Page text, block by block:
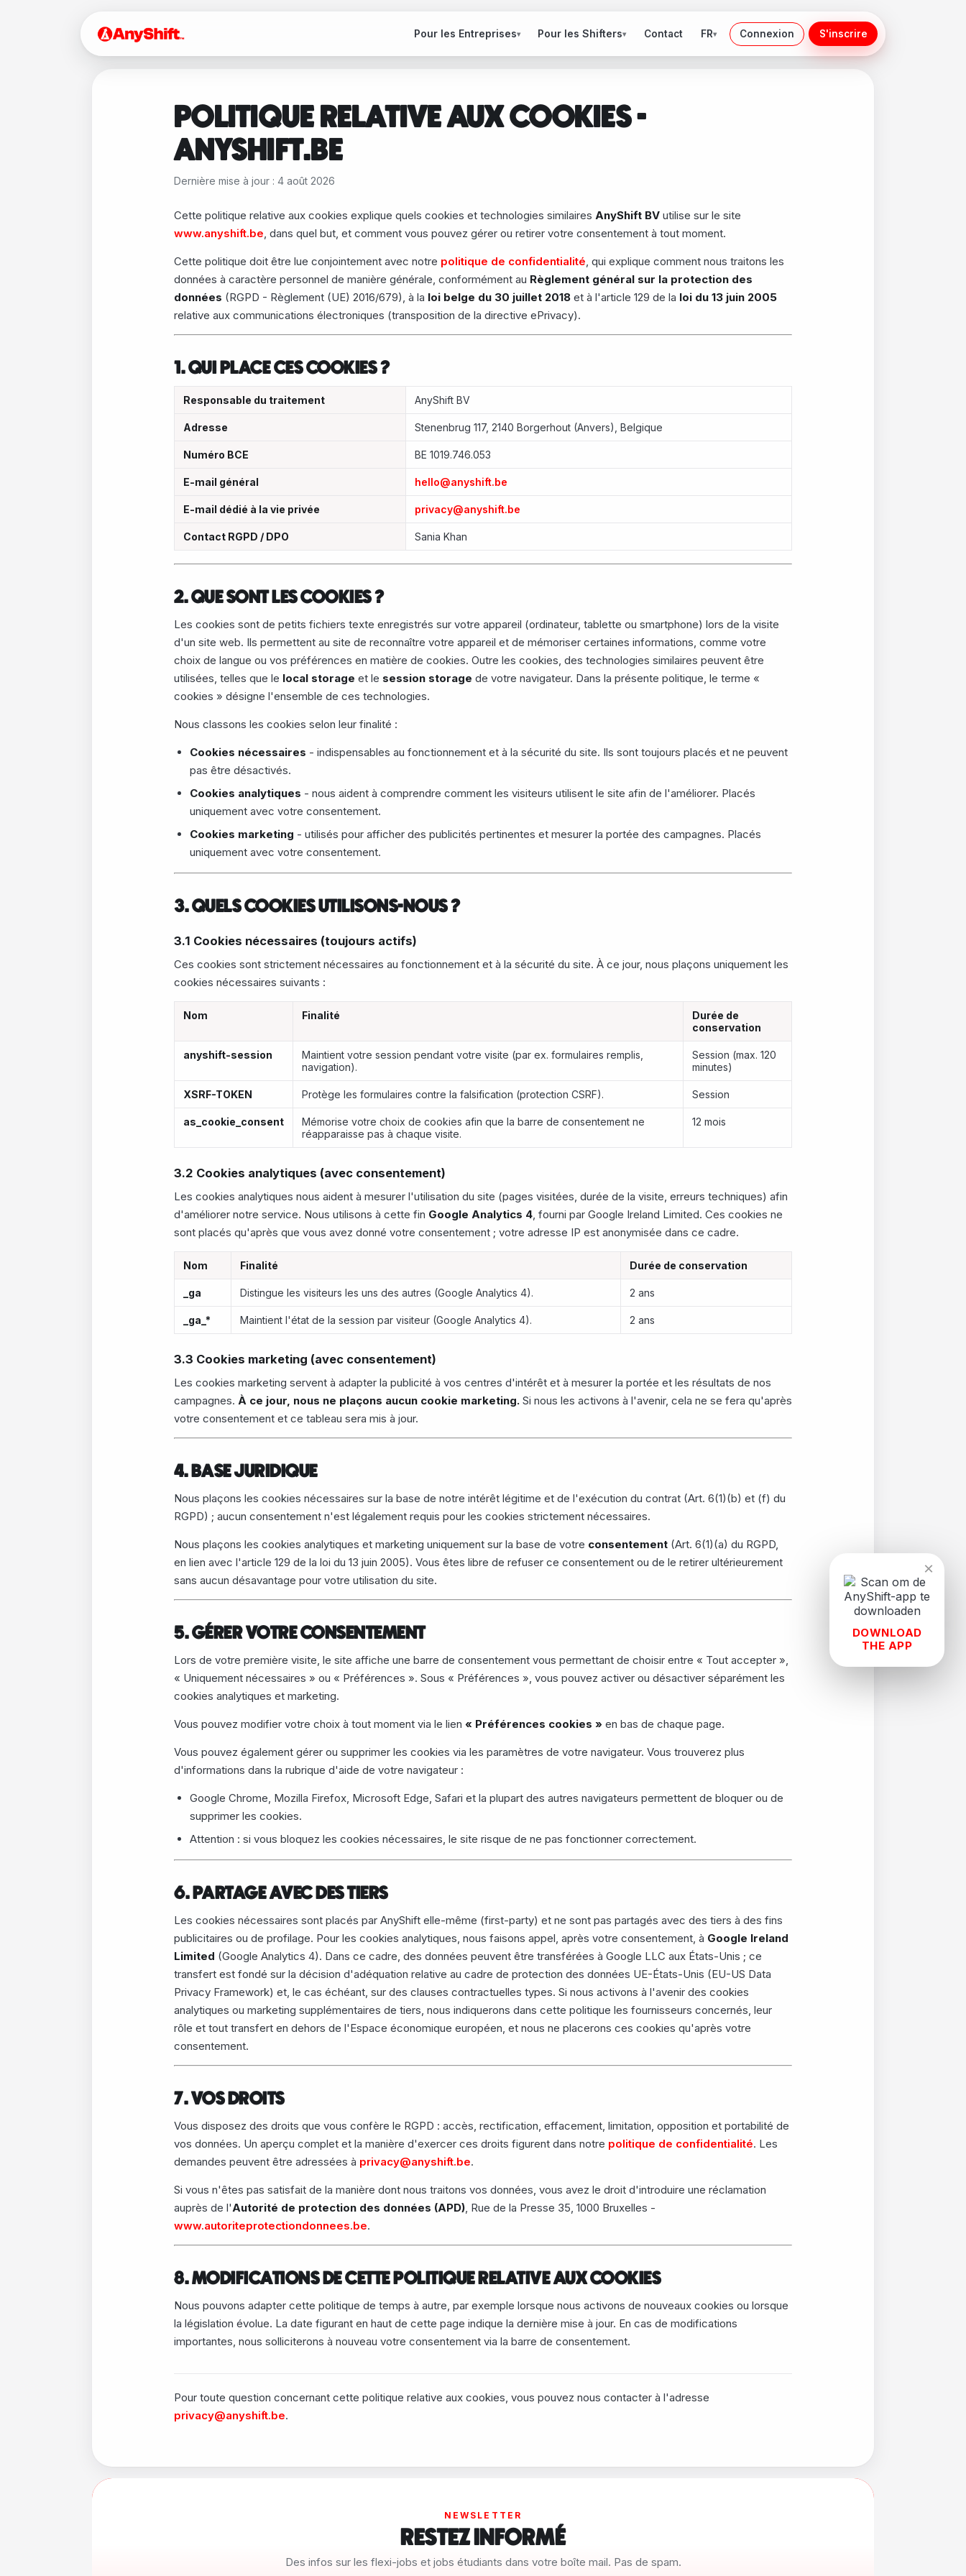
Pour les Entreprises▾ Pour les Shifters▾ Contact FR▾ Connexion S'inscrire
POLITIQUE RELATIVE AUX COOKIES -
ANYSHIFT.BE
Dernière mise à jour : 4 août 2026
Cette politique relative aux cookies explique quels cookies et technologies similaires AnyShift BV utilise sur le site
www.anyshift.be , dans quel but, et comment vous pouvez gérer ou retirer votre consentement à tout moment.
Cette politique doit être lue conjointement avec notre politique de confidentialité , qui explique comment nous traitons les
données à caractère personnel de manière générale, conformément au Règlement général sur la protection des
données (RGPD - Règlement (UE) 2016/679), à la loi belge du 30 juillet 2018 et à l'article 129 de la loi du 13 juin 2005
relative aux communications électroniques (transposition de la directive ePrivacy).
1. QUI PLACE CES COOKIES ?
Responsable du traitement AnyShift BV
Adresse Stenenbrug 117, 2140 Borgerhout (Anvers), Belgique
Numéro BCE BE 1019.746.053
E-mail général hello@anyshift.be
E-mail dédié à la vie privée privacy@anyshift.be
Contact RGPD / DPO Sania Khan
2. QUE SONT LES COOKIES ?
Les cookies sont de petits fichiers texte enregistrés sur votre appareil (ordinateur, tablette ou smartphone) lors de la visite
d'un site web. Ils permettent au site de reconnaître votre appareil et de mémoriser certaines informations, comme votre
choix de langue ou vos préférences en matière de cookies. Outre les cookies, des technologies similaires peuvent être
utilisées, telles que le local storage et le session storage de votre navigateur. Dans la présente politique, le terme «
cookies » désigne l'ensemble de ces technologies.
Nous classons les cookies selon leur finalité :
Cookies nécessaires - indispensables au fonctionnement et à la sécurité du site. Ils sont toujours placés et ne peuvent
pas être désactivés.
Cookies analytiques - nous aident à comprendre comment les visiteurs utilisent le site afin de l'améliorer. Placés
uniquement avec votre consentement.
Cookies marketing - utilisés pour afficher des publicités pertinentes et mesurer la portée des campagnes. Placés
uniquement avec votre consentement.
3. QUELS COOKIES UTILISONS-NOUS ?
3.1 Cookies nécessaires (toujours actifs)
Ces cookies sont strictement nécessaires au fonctionnement et à la sécurité du site. À ce jour, nous plaçons uniquement les
cookies nécessaires suivants :
Nom Finalité
Durée de
conservation
anyshift-session
Maintient votre session pendant votre visite (par ex. formulaires remplis,
navigation).
Session (max. 120
minutes)
XSRF-TOKEN Protège les formulaires contre la falsification (protection CSRF). Session
as_cookie_consent
Mémorise votre choix de cookies afin que la barre de consentement ne
réapparaisse pas à chaque visite.
12 mois
3.2 Cookies analytiques (avec consentement)
Les cookies analytiques nous aident à mesurer l'utilisation du site (pages visitées, durée de la visite, erreurs techniques) afin
d'améliorer notre service. Nous utilisons à cette fin Google Analytics 4 , fourni par Google Ireland Limited. Ces cookies ne
sont placés qu'après que vous avez donné votre consentement ; votre adresse IP est anonymisée dans ce cadre.
Nom Finalité Durée de conservation
_ga Distingue les visiteurs les uns des autres (Google Analytics 4). 2 ans
_ga_* Maintient l'état de la session par visiteur (Google Analytics 4). 2 ans
3.3 Cookies marketing (avec consentement)
Les cookies marketing servent à adapter la publicité à vos centres d'intérêt et à mesurer la portée et les résultats de nos
campagnes. À ce jour, nous ne plaçons aucun cookie marketing. Si nous les activons à l'avenir, cela ne se fera qu'après
votre consentement et ce tableau sera mis à jour.
4. BASE JURIDIQUE
Nous plaçons les cookies nécessaires sur la base de notre intérêt légitime et de l'exécution du contrat (Art. 6(1)(b) et (f) du
RGPD) ; aucun consentement n'est légalement requis pour les cookies strictement nécessaires.
Nous plaçons les cookies analytiques et marketing uniquement sur la base de votre consentement (Art. 6(1)(a) du RGPD,
en lien avec l'article 129 de la loi du 13 juin 2005). Vous êtes libre de refuser ce consentement ou de le retirer ultérieurement
sans aucun désavantage pour votre utilisation du site.
5. GÉRER VOTRE CONSENTEMENT
Lors de votre première visite, le site affiche une barre de consentement vous permettant de choisir entre « Tout accepter »,
« Uniquement nécessaires » ou « Préférences ». Sous « Préférences », vous pouvez activer ou désactiver séparément les
cookies analytiques et marketing.
Vous pouvez modifier votre choix à tout moment via le lien « Préférences cookies » en bas de chaque page.
Vous pouvez également gérer ou supprimer les cookies via les paramètres de votre navigateur. Vous trouverez plus
d'informations dans la rubrique d'aide de votre navigateur :
Google Chrome, Mozilla Firefox, Microsoft Edge, Safari et la plupart des autres navigateurs permettent de bloquer ou de
supprimer les cookies.
Attention : si vous bloquez les cookies nécessaires, le site risque de ne pas fonctionner correctement.
6. PARTAGE AVEC DES TIERS
Les cookies nécessaires sont placés par AnyShift elle-même (first-party) et ne sont pas partagés avec des tiers à des fins
publicitaires ou de profilage. Pour les cookies analytiques, nous faisons appel, après votre consentement, à Google Ireland
Limited (Google Analytics 4). Dans ce cadre, des données peuvent être transférées à Google LLC aux États-Unis ; ce
transfert est fondé sur la décision d'adéquation relative au cadre de protection des données UE-États-Unis (EU-US Data
Privacy Framework) et, le cas échéant, sur des clauses contractuelles types. Si nous activons à l'avenir des cookies
analytiques ou marketing supplémentaires de tiers, nous indiquerons dans cette politique les fournisseurs concernés, leur
rôle et tout transfert en dehors de l'Espace économique européen, et nous ne placerons ces cookies qu'après votre
consentement.
7. VOS DROITS
Vous disposez des droits que vous confère le RGPD : accès, rectification, effacement, limitation, opposition et portabilité de
vos données. Un aperçu complet et la manière d'exercer ces droits figurent dans notre politique de confidentialité. Les
demandes peuvent être adressées à privacy@anyshift.be.
Si vous n'êtes pas satisfait de la manière dont nous traitons vos données, vous avez le droit d'introduire une réclamation
auprès de l'Autorité de protection des données (APD) , Rue de la Presse 35, 1000 Bruxelles -
www.autoriteprotectiondonnees.be.
8. MODIFICATIONS DE CETTE POLITIQUE RELATIVE AUX COOKIES
Nous pouvons adapter cette politique de temps à autre, par exemple lorsque nous activons de nouveaux cookies ou lorsque
la législation évolue. La date figurant en haut de cette page indique la dernière mise à jour. En cas de modifications
importantes, nous solliciterons à nouveau votre consentement via la barre de consentement.
Pour toute question concernant cette politique relative aux cookies, vous pouvez nous contacter à l'adresse
privacy@anyshift.be.
NEWSLETTER
RESTEZ INFORMÉ
Des infos sur les flexi-jobs et jobs étudiants dans votre boîte mail. Pas de spam.
×
DOWNLOAD
THE APP